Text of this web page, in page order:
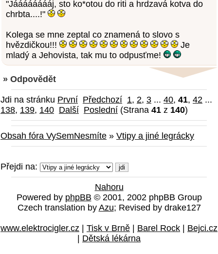
"Jááááááááj, sto ko*otou do riti a hrdzavá kotva do
chrbta....!"
Kolega se mne zeptal co znamená to slovo s
hvězdičkou!!!
Je
mladý a Jehovista, tak mu to odpusťme!
» Odpovědět
Jdi na stránku První Předchozí 1, 2, 3 ... 40, 41, 42 ...
138, 139, 140 Další Poslední (Strana 41 z 140)
Obsah fóra VySemNesmíte » Vtipy a jiné legrácky
Přejdi na:
Nahoru
Powered by phpBB © 2001, 2002 phpBB Group
Czech translation by Azu; Revised by drake127
www.elektrocigler.cz | Tisk v Brně | Barel Rock | Bejci.cz
| Dětská lékárna